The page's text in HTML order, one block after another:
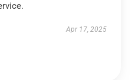
Apr 17, 2025